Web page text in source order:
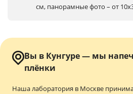
см, панорамные фото – от
Вы в Кунгуре — мы
плёнки
Наша лаборатория в Москве